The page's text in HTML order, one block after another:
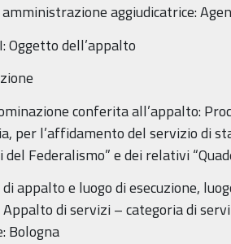
aggiudicatrice:
Oggetto dell’appalto
conferita all’appalto:
per l’affidamento del servizio di
Federalismo” e dei relativi
appalto e luogo di esecuzione,
di servizi – categoria di
Bologna